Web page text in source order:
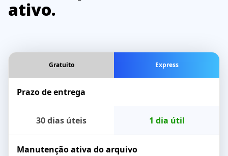
ativo.
Gratuito Express
Prazo de entrega
30 dias úteis 1 dia útil
Manutenção ativa do arquivo